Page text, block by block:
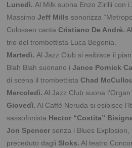
Lunedì.Al Milk suona Enzo Zirilli con i
MassimoJeff Millssonorizza
Colosseo cantaCristiano De Andrè.
trio del trombettista Luca Begonia.
Martedì.Al Jazz Club si esibisce il
Blah Blah suonano iJance Pornick
di scena il trombettistaChad
Mercoledì. Al Jazz Club suona
Giovedì. Al Caffè Neruda si esibisce
sassofonista Hector “Costita”
Jon Spencersenza i Blues Explosion,
preceduto dagli Sloks. Al teatro